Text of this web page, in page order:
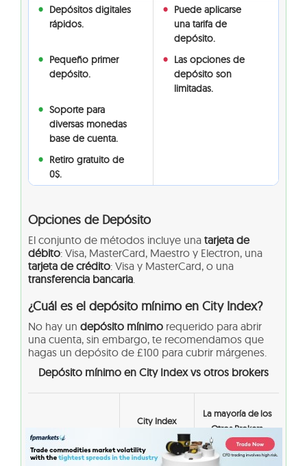
Depósitos digitales
rápidos.
Puede aplicarse
una tarifa de
depósito.
Pequeño primer
depósito.
Las opciones de
depósito son
limitadas.
Soporte para
diversas monedas
base de cuenta.
Retiro gratuito de
0$.
Opciones de Depósito
El conjunto de métodos incluye una tarjeta de
débito: Visa, MasterCard, Maestro y Electron, una
tarjeta de crédito: Visa y MasterCard, o una
transferencia bancaria
¿Cuál es el depósito mínimo en City Index?
No hay un depósito mínimo requerido para abrir
una cuenta, sin embargo, te recomendamos que
hagas un depósito de £100 para cubrir márgenes.
Depósito mínimo en City Index vs otros brokers
City Index
La mayoría de los
Otros Brokers